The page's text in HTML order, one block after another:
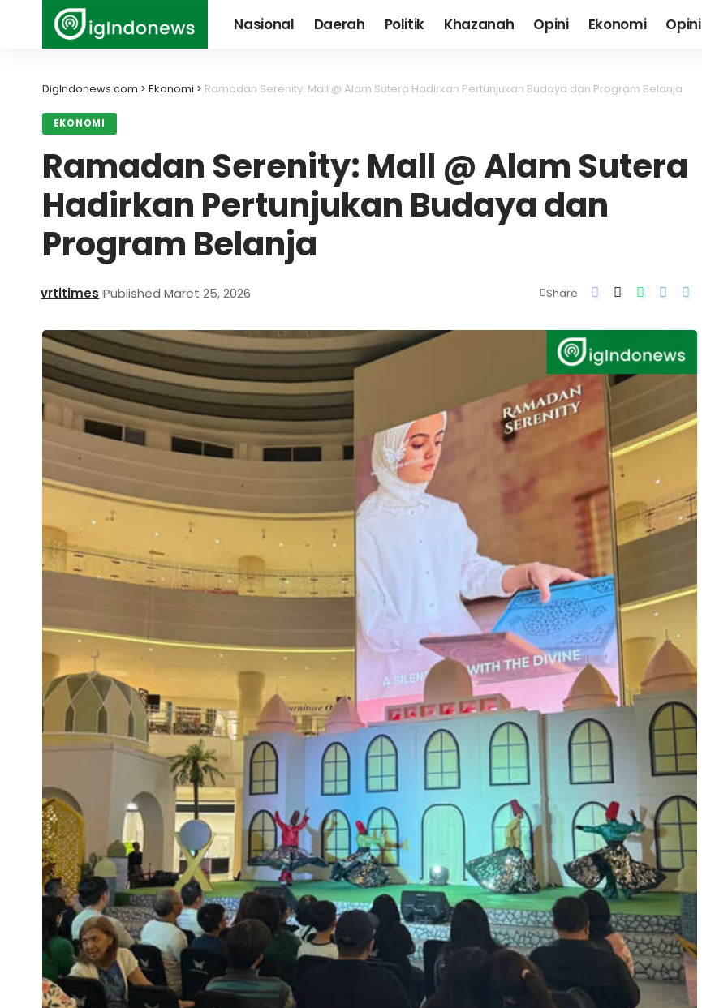
Nasional Daerah Politik Khazanah Opini Ekonomi Opini
DigIndonews.com > Ekonomi > Ramadan Serenity: Mall @ Alam Sutera Hadirkan Pertunjukan Budaya dan Program Belanja
EKONOMI
Ramadan Serenity: Mall @ Alam Sutera
Hadirkan Pertunjukan Budaya dan
Program Belanja
vrtitimes Published Maret 25, 2026 Share